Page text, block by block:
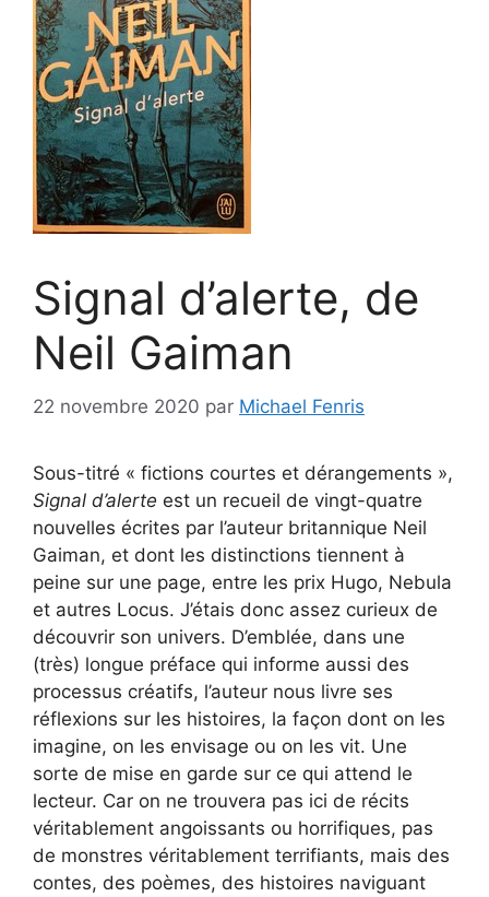
Signal d’alerte, de
Neil Gaiman
22 novembre 2020 par Michael Fenris
Sous-titré « fictions courtes et dérangements »,
Signal d’alerte est un recueil de vingt-quatre
nouvelles écrites par l’auteur britannique Neil
Gaiman, et dont les distinctions tiennent à
peine sur une page, entre les prix Hugo, Nebula
et autres Locus. J’étais donc assez curieux de
découvrir son univers. D’emblée, dans une
(très) longue préface qui informe aussi des
processus créatifs, l’auteur nous livre ses
réflexions sur les histoires, la façon dont on les
imagine, on les envisage ou on les vit. Une
sorte de mise en garde sur ce qui attend le
lecteur. Car on ne trouvera pas ici de récits
véritablement angoissants ou horrifiques, pas
de monstres véritablement terrifiants, mais des
contes, des poèmes, des histoires naviguant